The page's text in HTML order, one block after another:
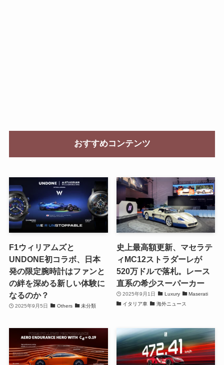
おすすめコンテンツ
F1ウィリアムズと
UNDONE初コラボ、日本
発の限定腕時計はファンと
の絆を深める新しい体験に
なるのか？
2025年9月5日 Others 未分類
史上最高額更新、マセラテ
ィMC12ストラダーレが
520万ドルで落札。レース
直系の希少スーパーカー
2025年9月1日 Luxury
Maserati
イタリア車
海外ニュース